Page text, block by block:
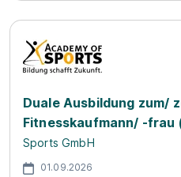
Duale Ausbildung zum/
Fitnesskaufmann/ -frau
Sports GmbH
01.09.2026